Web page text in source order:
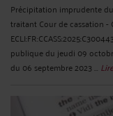
Précipitation imprudente
traitant Cour de cassation -
publique du jeudi 09
du 06 septembre 2023 ...